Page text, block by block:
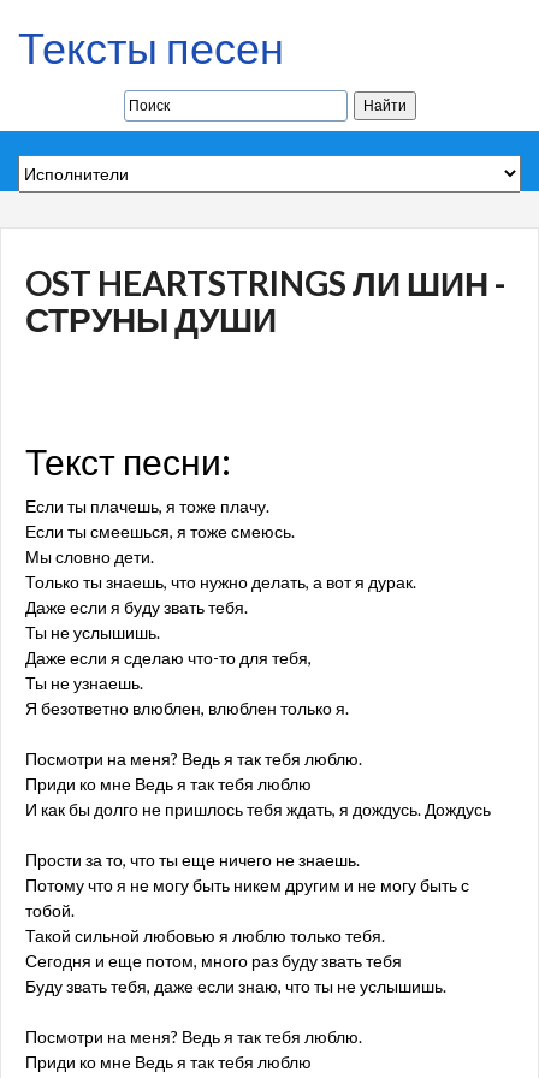
Тексты песен
OST HEARTSTRINGS ЛИ ШИН -
СТРУНЫ ДУШИ
Текст песни:
Если ты плачешь, я тоже плачу.
Если ты смеешься, я тоже смеюсь.
Мы словно дети.
Только ты знаешь, что нужно делать, а вот я дурак.
Даже если я буду звать тебя.
Ты не услышишь.
Даже если я сделаю что-то для тебя,
Ты не узнаешь.
Я безответно влюблен, влюблен только я.
Посмотри на меня? Ведь я так тебя люблю.
Приди ко мне Ведь я так тебя люблю
И как бы долго не пришлось тебя ждать, я дождусь. Дождусь
Прости за то, что ты еще ничего не знаешь.
Потому что я не могу быть никем другим и не могу быть с
тобой.
Такой сильной любовью я люблю только тебя.
Сегодня и еще потом, много раз буду звать тебя
Буду звать тебя, даже если знаю, что ты не услышишь.
Посмотри на меня? Ведь я так тебя люблю.
Приди ко мне Ведь я так тебя люблю